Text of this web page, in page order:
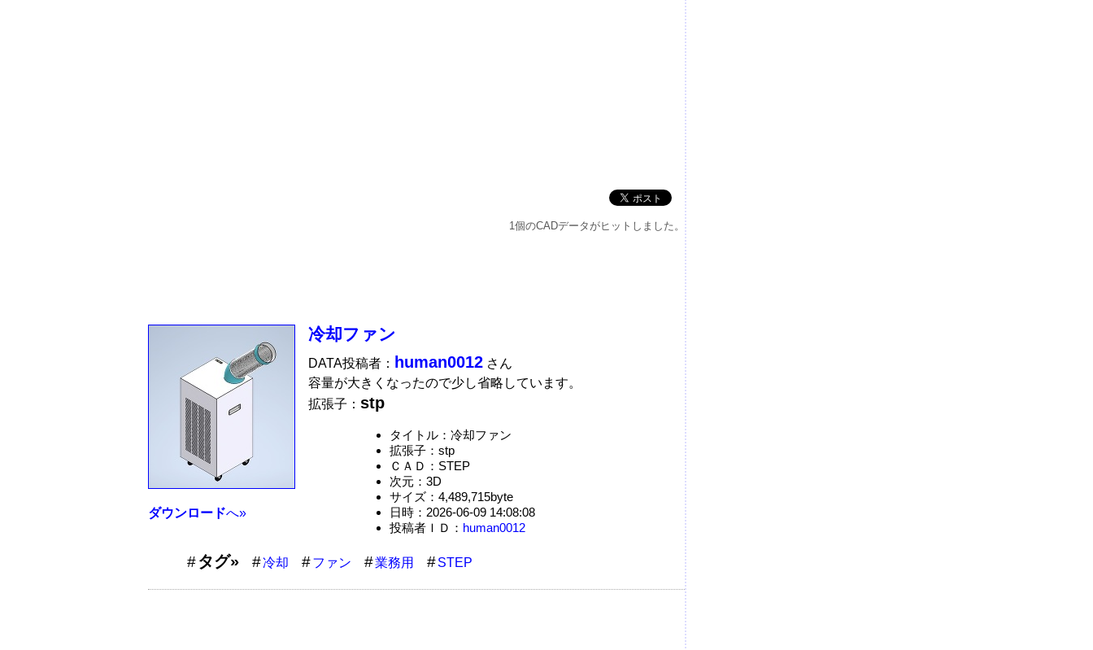
1個のCADデータがヒットしました。
ダウンロードへ»
冷却ファン
DATA投稿者： human0012 さん
容量が大きくなったので少し省略しています。
拡張子： stp
タイトル：冷却ファン
拡張子：stp
ＣＡＤ：STEP
次元：3D
サイズ：4,489,715byte
日時：2026-06-09 14:08:08
投稿者ＩＤ： human0012
タグ» 冷却 ファン 業務用 STEP